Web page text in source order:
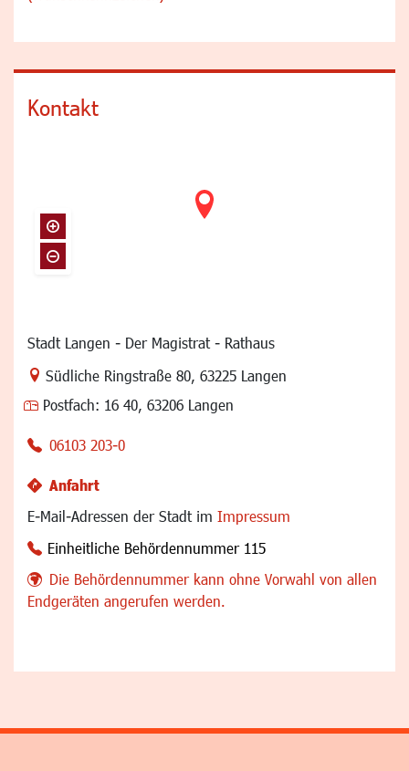
Kontakt
Stadt Langen - Der Magistrat - Rathaus
Link zur Google-Maps Navigation
Südliche Ringstraße 80, 63225 Langen
Postfach: 16 40, 63206 Langen
06103 203-0
Anfahrt
E-Mail-Adressen der Stadt im Impressum
Einheitliche Behördennummer 115
Die Behördennummer kann ohne Vorwahl von allen
Endgeräten angerufen werden.